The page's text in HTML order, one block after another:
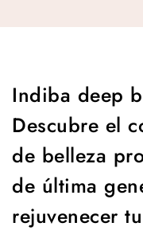
Indiba deep
Descubre el
de belleza
de última
rejuvenecer